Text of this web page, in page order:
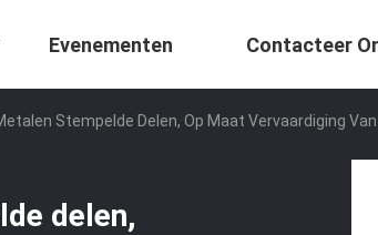
Evenementen Contacteer
Stempelde Delen, Op Maat Vervaardiging
delen,